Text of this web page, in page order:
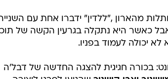
מהארון ,"ללדין" ידברו אחת עם
כאשר היא נתקלה בגרעין הקשה של
יכולה לעמוד בפניו.
בכורה חגיגית להצגה החדשה של דבל'ה